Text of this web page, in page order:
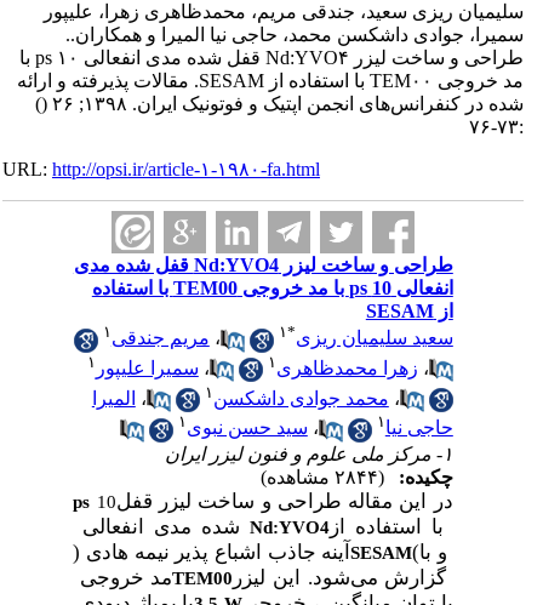
سلیمیان ریزی سعید، جندقی مریم، محمدظاهری زهرا، علیپور
سمیرا، جوادی داشکسن محمد، حاجی نیا المیرا و همکاران..
طراحی و ساخت لیزر Nd:YVO۴ قفل شده مدی انفعالی ۱۰ ps با
مد خروجی TEM۰۰ با استفاده از SESAM. مقالات پذیرفته و ارائه
شده در کنفرانس‌های انجمن اپتیک و فوتونیک ایران. ۱۳۹۸; ۲۶
()
URL:http://opsi.ir/article-۱-۱۹۸۰-fa.html
طراحی و ساخت لیزر Nd:YVO4 قفل شده مدی
انفعالی 10 ps با مد خروجی TEM00 با استفاده
از SESAM
سعید سلیمیان ریزی* ۱ ،مریم جندقی
،زهرا محمدظاهری ،سمیرا علیپور
،محمد جوادی داشکسن ،المیرا
حاجی نیا۱ ،سید حسن نبوی
چکیده:
در این مقاله طراحی و ساخت لیزر ps 10قفل
شده مدی انفعالی Nd:YVO4
با استفاده از
آینه جاذب اشباع پذیر نیمه هادی (SESAM) و با
مد خروجیTEM00 گزارش می‌شود. این لیزر